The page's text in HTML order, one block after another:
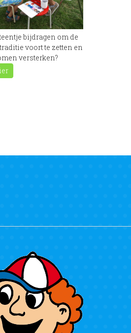
bijdragen om de
voort te zetten en
versterken?